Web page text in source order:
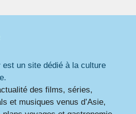
est un site dédié à la culture
des films, séries,
et musiques venus d’Asie,